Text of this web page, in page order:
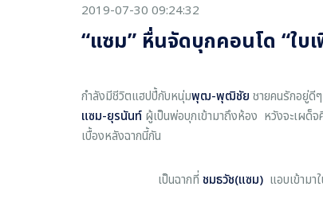
2019-07-30 09:24:32
“แซม” หื่นจัดบุกคอนโด “ใบ
กำลังมีชีวิตแฮปปี้กับหนุ่มพุฒ-พุฒิชัย ชายคนรักอยู่ดี
แซม-ยุรนันท์ ผู้เป็นพ่อบุกเข้ามาถึงห้อง หวังจะเผด็
เบื้องหลังฉากนี้กัน
เป็นฉากที่ ชมธวัช(แซม) แอบเข้ามา